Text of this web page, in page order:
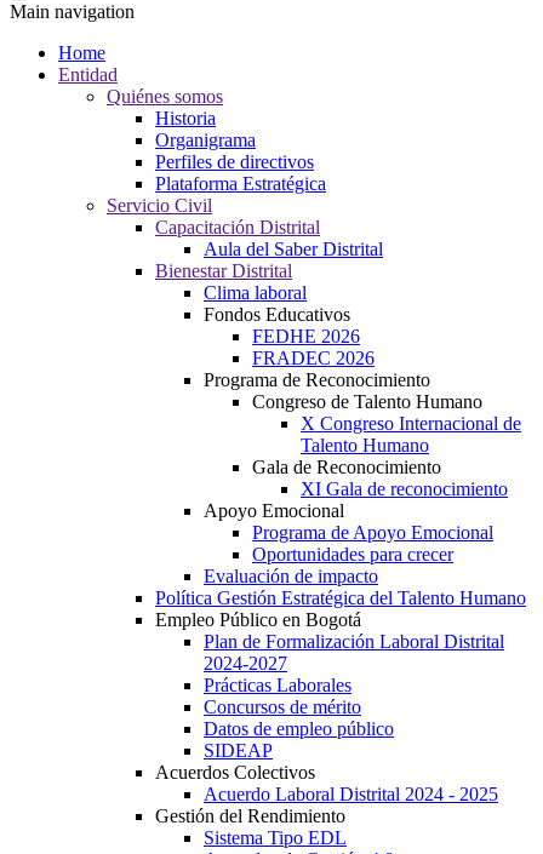
Main navigation
Home
Entidad
Quiénes somos
Historia
Organigrama
Perfiles de directivos
Plataforma Estratégica
Servicio Civil
Capacitación Distrital
Aula del Saber Distrital
Bienestar Distrital
Clima laboral
Fondos Educativos
FEDHE 2026
FRADEC 2026
Programa de Reconocimiento
Congreso de Talento Humano
X Congreso Internacional de
Talento Humano
Gala de Reconocimiento
XI Gala de reconocimiento
Apoyo Emocional
Programa de Apoyo Emocional
Oportunidades para crecer
Evaluación de impacto
Política Gestión Estratégica del Talento Humano
Empleo Público en Bogotá
Plan de Formalización Laboral Distrital
2024-2027
Prácticas Laborales
Concursos de mérito
Datos de empleo público
SIDEAP
Acuerdos Colectivos
Acuerdo Laboral Distrital 2024 - 2025
Gestión del Rendimiento
Sistema Tipo EDL